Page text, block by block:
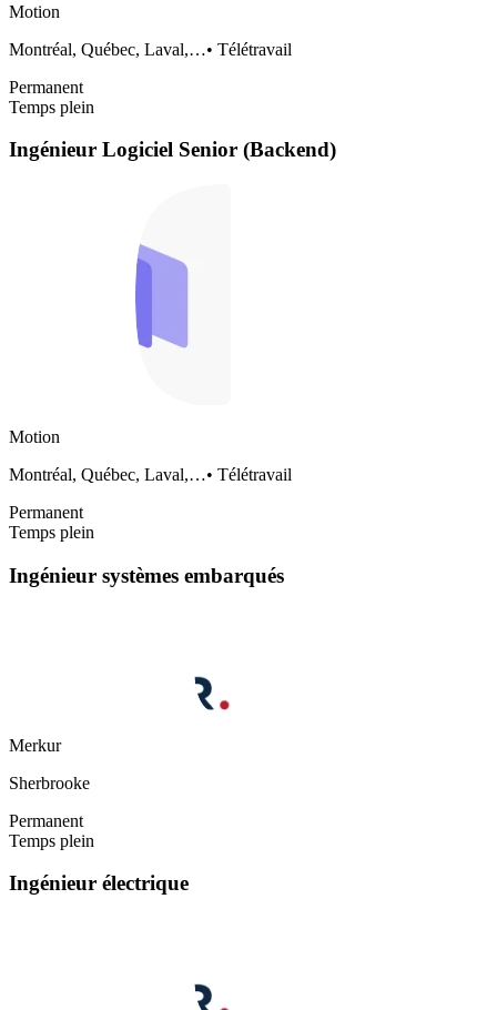
Motion
Montréal, Québec, Laval,…• Télétravail
Permanent
Temps plein
Ingénieur Logiciel Senior (Backend)
Motion
Montréal, Québec, Laval,…• Télétravail
Permanent
Temps plein
Ingénieur systèmes embarqués
Merkur
Sherbrooke
Permanent
Temps plein
Ingénieur électrique